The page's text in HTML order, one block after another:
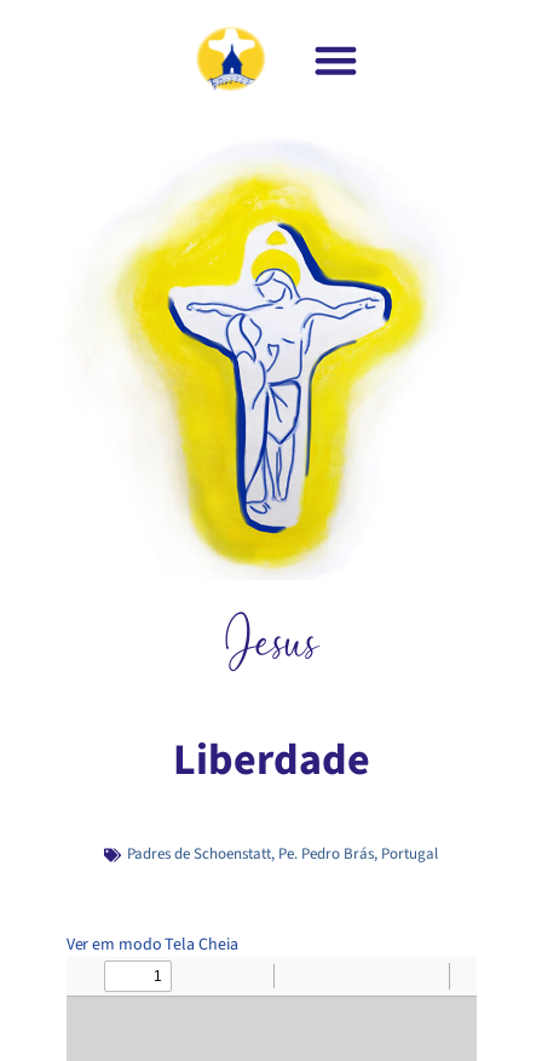
Jesus
Liberdade
Padres de Schoenstatt, Pe. Pedro Brás, Portugal
Ver em modo Tela Cheia